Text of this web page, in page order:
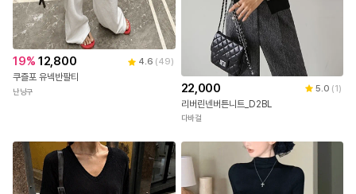
19% 12,800 4.6 (49)
쿠즐포 유넥반팔티
난닝구 22,000 5.0 (1)
리버린넨버튼니트_D2BL
다바걸